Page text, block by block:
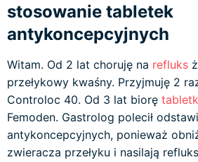
stosowanie tabletek
antykoncepcyjnych
Witam. Od 2 lat choruję na refluks
przełykowy kwaśny. Przyjmuję 2
Controloc 40. Od 3 lat biorę
Femoden. Gastrolog polecił
antykoncepcyjnych, ponieważ
zwieracza przełyku i nasilają